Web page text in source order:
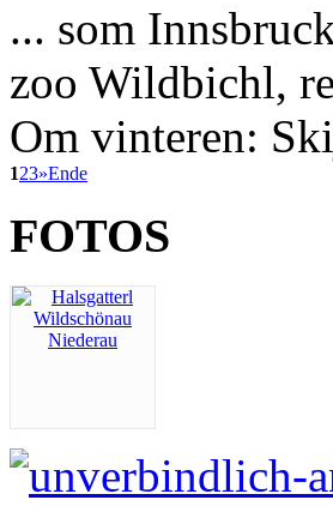
... som
zoo Wildbichl,
Om vinteren:
123»Ende
FOTOS